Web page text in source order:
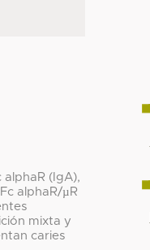
alphaR (IgA),
alphaR/µR
mixta y
caries